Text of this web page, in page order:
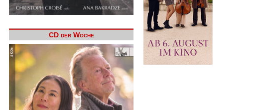
CD der Woche